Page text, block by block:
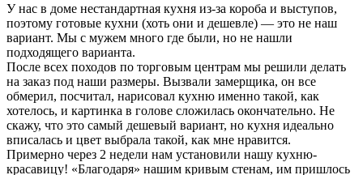
У нас в доме нестандартная кухня из-за короба и выступов,
поэтому готовые кухни (хоть они и дешевле) — это не наш
вариант. Мы с мужем много где были, но не нашли
подходящего варианта.
После всех походов по торговым центрам мы решили делать
на заказ под наши размеры. Вызвали замерщика, он все
обмерил, посчитал, нарисовал кухню именно такой, как
хотелось, и картинка в голове сложилась окончательно. Не
скажу, что это самый дешевый вариант, но кухня идеально
вписалась и цвет выбрала такой, как мне нравится.
Примерно через 2 недели нам установили нашу кухню-
красавицу! «Благодаря» нашим кривым стенам, им пришлось